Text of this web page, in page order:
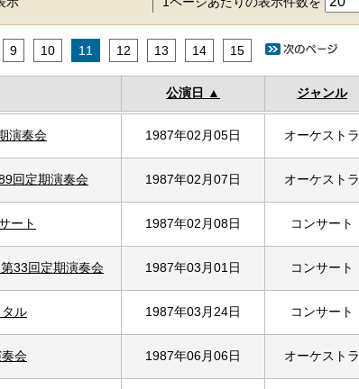
9 10 11 12 13 14 15
公演日 ジャンル
演奏会 1987年02月05日 オーケストラ
回定期演奏会 1987年02月07日 オーケストラ
ート 1987年02月08日 コンサート
33回定期演奏会 1987年03月01日 コンサート
ル 1987年03月24日 コンサート
会 1987年06月06日 オーケストラ